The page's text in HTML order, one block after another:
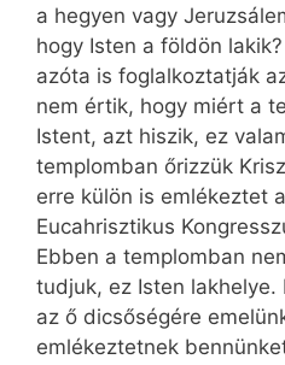
a hegyen vagy
hogy Isten a földön
azóta is foglalkoztatják
nem értik, hogy miért a
Istent, azt hiszik, ez
templomban őrizzük
erre külön is emlékeztet
Eucahrisztikus
Ebben a templomban
tudjuk, ez Isten lakhelye.
az ő dicsőségére
emlékeztetnek